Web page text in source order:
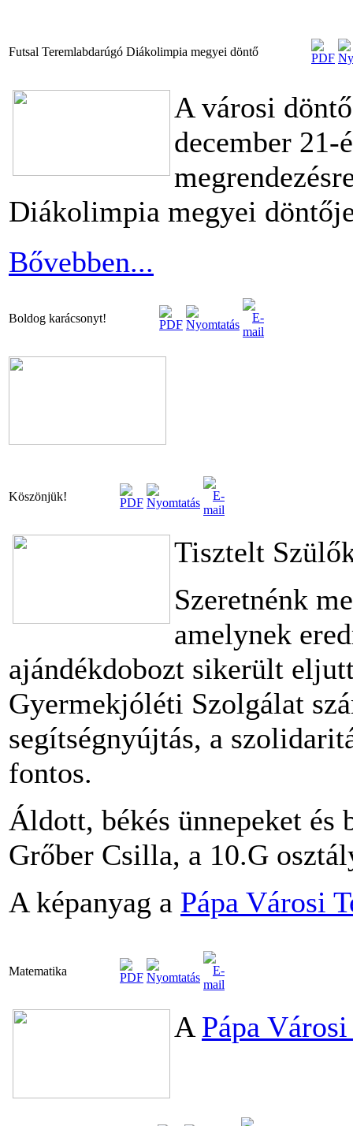
Futsal Teremlabdarúgó Diákolimpia megyei döntő
A városi
december 21-
Diákolimpia megyei
Bővebben...
Boldog karácsonyt!
Köszönjük!
Tisztelt
Szeretnénk
amelynek
ajándékdobozt sikerült
Gyermekjóléti Szolgálat
segítségnyújtás, a
fontos.
Áldott, békés ünnepeket
Grőber Csilla, a 10.G
A képanyag a Pápa Városi
Matematika
A Pápa